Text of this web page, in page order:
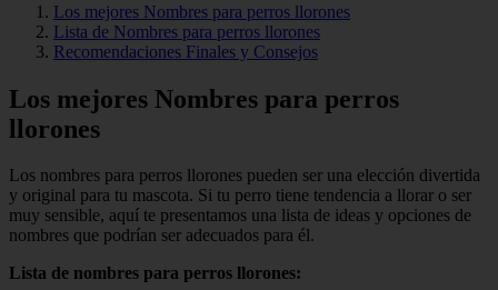
Los mejores Nombres para perros llorones
Lista de Nombres para perros llorones
Recomendaciones Finales y Consejos
Los mejores Nombres para perros
llorones
Los nombres para perros llorones pueden ser una elección divertida
y original para tu mascota. Si tu perro tiene tendencia a llorar o ser
muy sensible, aquí te presentamos una lista de ideas y opciones de
nombres que podrían ser adecuados para él.
Lista de nombres para perros llorones: